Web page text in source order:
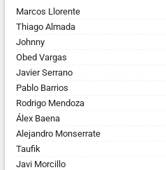
Marcos Llorente
Thiago Almada
Johnny
Obed Vargas
Javier Serrano
Pablo Barrios
Rodrigo Mendoza
Álex Baena
Alejandro Monserrate
Taufik
Javi Morcillo